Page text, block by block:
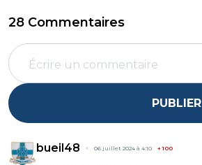
28 Commentaires
PUBLIER
bueil48 06 juillet 2024 à 4:10 +100